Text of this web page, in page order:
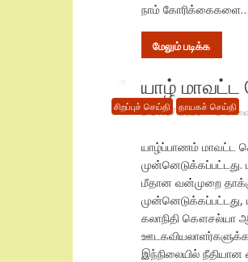
நாம் கோரிக்கைகளை…
மேலும் படிக்க
சிறப்புச் செய்தி தாயகச் செய்தி
யாழ்
31.07.2026
யாழ்ப்பாணம் மாவட்ட
மீதான வன்முறை
கலாநிதி கௌசல்யா
இந்நிலையில்